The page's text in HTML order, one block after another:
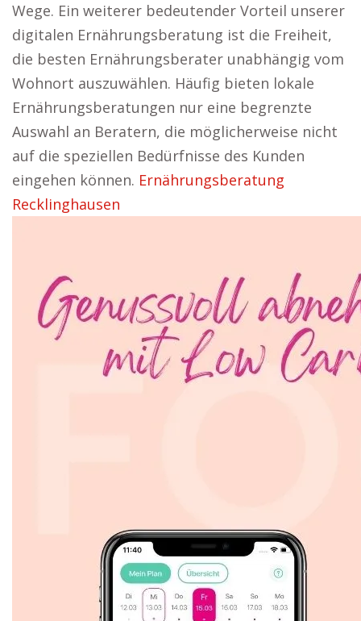
Wege. Ein weiterer bedeutender Vorteil unserer
digitalen Ernährungsberatung ist die Freiheit,
die besten Ernährungsberater unabhängig vom
Wohnort auszuwählen. Häufig bieten lokale
Ernährungsberatungen nur eine begrenzte
Auswahl an Beratern, die möglicherweise nicht
auf die speziellen Bedürfnisse des Kunden
eingehen können. Ernährungsberatung
Recklinghausen